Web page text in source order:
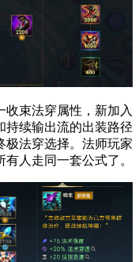
束法穿属性，新加入
持续输出流的出装路径
极法穿选择。法师玩家
人走同一套公式了。